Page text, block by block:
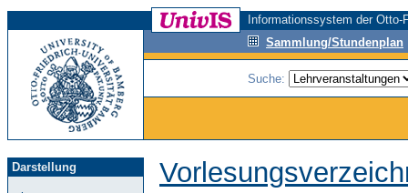
Informationssystem der
Sammlung/Stundenplan
Suche:
Darstellung